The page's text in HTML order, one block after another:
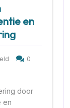
en
0
door
en